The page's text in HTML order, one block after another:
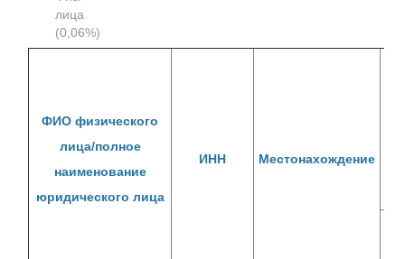
лица
(0,06%)
ФИО физического
лица/полное
наименование
юридического лица
ИНН Местонахождение